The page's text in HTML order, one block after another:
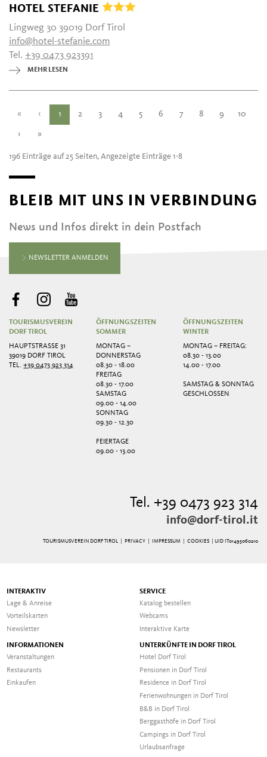
HOTEL STEFANIE
Lingweg 30 39019 Dorf Tirol
info@hotel-stefanie.com
Tel.+39 0473 923391
MEHR LESEN
« ‹ 1 2 3 4 5 6 7 8 9 10
› »
196 Einträge auf 25 Seiten, Angezeigte Einträge 1-8
BLEIB MIT UNS IN VERBINDUNG
News und Infos direkt in dein Postfach
NEWSLETTER ANMELDEN
TOURISMUSVEREIN
DORF TIROL
HAUPTSTRASSE 31
39019 DORF TIROL
TEL.+39 0473 923 314
ÖFFNUNGSZEITEN
SOMMER
MONTAG –
DONNERSTAG
08.30 - 18.00
FREITAG
08.30 - 17.00
SAMSTAG
09.00 - 14.00
SONNTAG
09.30 - 12.30
FEIERTAGE
09.00 - 13.00
ÖFFNUNGSZEITEN
WINTER
MONTAG – FREITAG:
08.30 - 13.00
14.00 - 17.00
SAMSTAG & SONNTAG
GESCHLOSSEN
Tel. +39 0473 923 314
info@dorf-tirol.it
TOURISMUSVEREIN DORF TIROL | PRIVACY| IMPRESSUM| COOKIES | UID IT01495060210
INTERAKTIV
Lage & Anreise
Vorteilskarten
Newsletter
SERVICE
Katalog bestellen
Webcams
Interaktive Karte
INFORMATIONEN
Veranstaltungen
Restaurants
Einkaufen
UNTERKÜNFTE IN DORF TIROL
Hotel Dorf Tirol
Pensionen in Dorf Tirol
Residence in Dorf Tirol
Ferienwohnungen in Dorf Tirol
B&B in Dorf Tirol
Berggasthöfe in Dorf Tirol
Campings in Dorf Tirol
Urlaubsanfrage